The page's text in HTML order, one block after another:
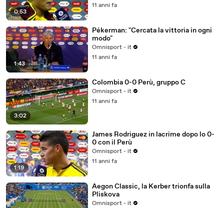
0:53
11 anni fa
1:43
Pékerman: "Cercata la vittoria in ogni
modo"
Omnisport - it
11 anni fa
3:02
Colombia 0-0 Perù, gruppo C
Omnisport - it
11 anni fa
1:19
James Rodriguez in lacrime dopo lo 0-
0 con il Perù
Omnisport - it
11 anni fa
Aegon Classic, la Kerber trionfa sulla
Pliskova
Omnisport - it